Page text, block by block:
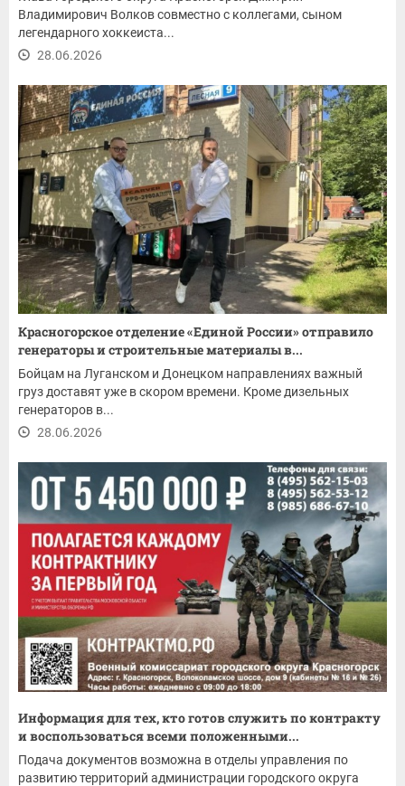
Владимирович Волков совместно с коллегами, сыном
легендарного хоккеиста...
28.06.2026
Красногорское отделение «Единой России» отправило
генераторы и строительные материалы в...
Бойцам на Луганском и Донецком направлениях важный
груз доставят уже в скором времени. Кроме дизельных
генераторов в...
28.06.2026
Информация для тех, кто готов служить по контракту
и воспользоваться всеми положенными...
Подача документов возможна в отделы управления по
развитию территорий администрации городского округа